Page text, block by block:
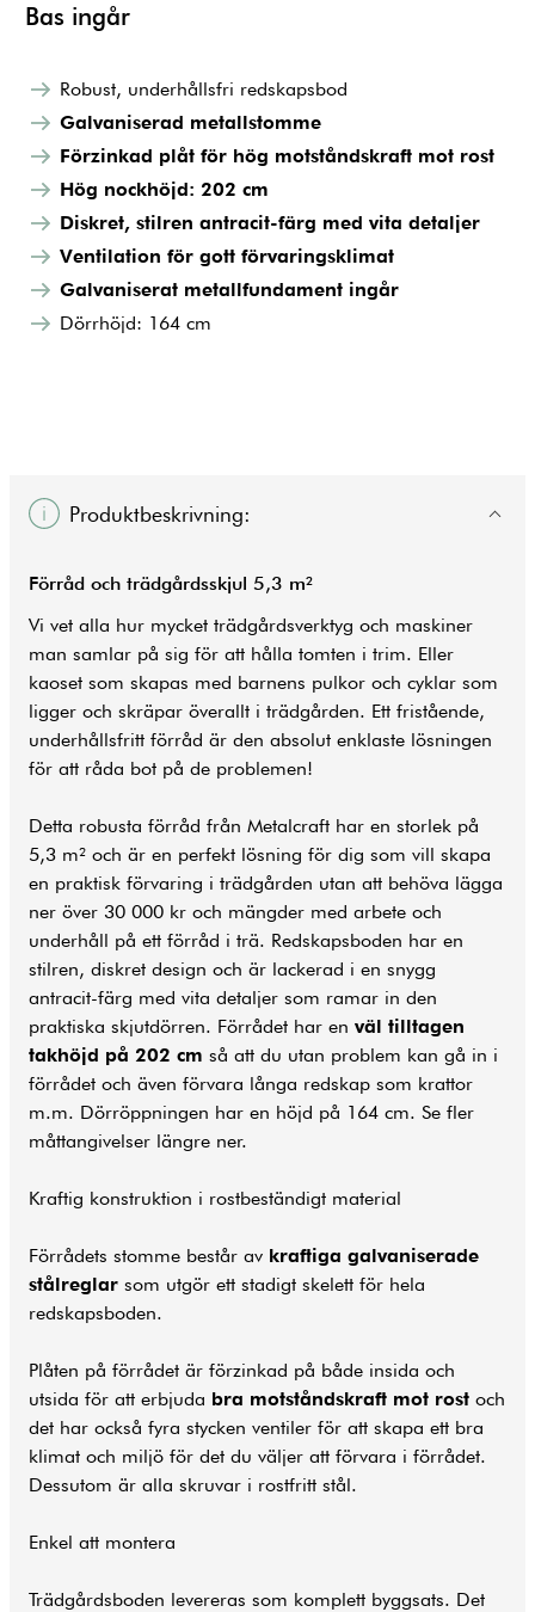
Bas ingår
Robust, underhållsfri redskapsbod
Galvaniserad metallstomme
Förzinkad plåt för hög motståndskraft mot rost
Hög nockhöjd: 202 cm
Diskret, stilren antracit-färg med vita detaljer
Ventilation för gott förvaringsklimat
Galvaniserat metallfundament ingår
Dörrhöjd: 164 cm
Produktbeskrivning:
Förråd och trädgårdsskjul 5,3 m²
Vi vet alla hur mycket trädgårdsverktyg och maskiner
man samlar på sig för att hålla tomten i trim. Eller
kaoset som skapas med barnens pulkor och cyklar som
ligger och skräpar överallt i trädgården. Ett fristående,
underhållsfritt förråd är den absolut enklaste lösningen
för att råda bot på de problemen!
Detta robusta förråd från Metalcraft har en storlek på
5,3 m² och är en perfekt lösning för dig som vill skapa
en praktisk förvaring i trädgården utan att behöva lägga
ner över 30 000 kr och mängder med arbete och
underhåll på ett förråd i trä. Redskapsboden har en
stilren, diskret design och är lackerad i en snygg
antracit-färg med vita detaljer som ramar in den
praktiska skjutdörren. Förrådet har en väl tilltagen
takhöjd på 202 cm så att du utan problem kan gå in i
förrådet och även förvara långa redskap som krattor
m.m. Dörröppningen har en höjd på 164 cm. Se fler
måttangivelser längre ner.
Kraftig konstruktion i rostbeständigt material
Förrådets stomme består av kraftiga galvaniserade
stålreglar som utgör ett stadigt skelett för hela
redskapsboden.
Plåten på förrådet är förzinkad på både insida och
utsida för att erbjuda bra motståndskraft mot rost och
det har också fyra stycken ventiler för att skapa ett bra
klimat och miljö för det du väljer att förvara i förrådet.
Dessutom är alla skruvar i rostfritt stål.
Enkel att montera
Trädgårdsboden levereras som komplett byggsats. Det